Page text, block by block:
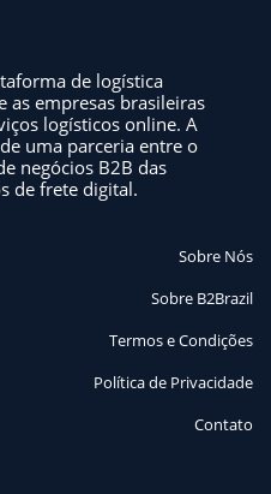
de logística
as empresas brasileiras
logísticos online. A
uma parceria entre o
negócios B2B das
de frete digital.
Sobre Nós
Sobre B2Brazil
Termos e Condições
Política de Privacidade
Contato